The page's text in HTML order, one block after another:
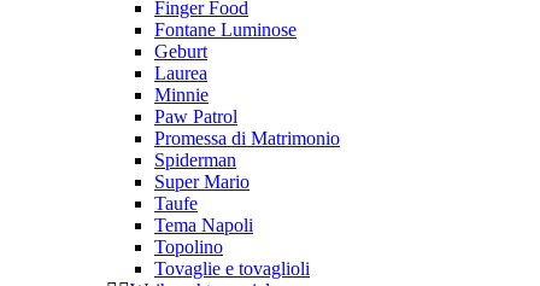
Finger Food
Fontane Luminose
Geburt
Laurea
Minnie
Paw Patrol
Promessa di Matrimonio
Spiderman
Super Mario
Taufe
Tema Napoli
Topolino
Tovaglie e tovaglioli